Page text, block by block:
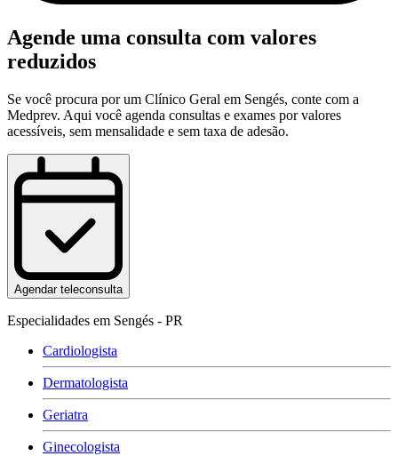
Agende uma consulta com valores
reduzidos
Se você procura por um Clínico Geral em Sengés, conte com a
Medprev. Aqui você agenda consultas e exames por valores
acessíveis, sem mensalidade e sem taxa de adesão.
Agendar teleconsulta
Especialidades em Sengés - PR
Cardiologista
Dermatologista
Geriatra
Ginecologista